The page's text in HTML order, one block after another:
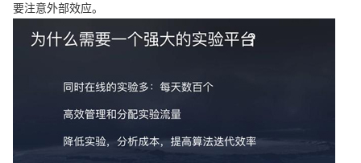
要注意外部效应。